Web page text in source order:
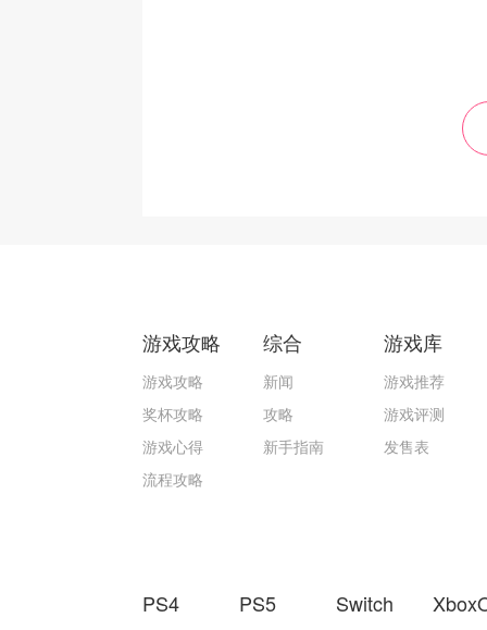
游戏攻略
游戏攻略
奖杯攻略
游戏心得
流程攻略
综合
新闻
攻略
新手指南
游戏库
游戏推荐
游戏评测
发售表
PS4 PS5 Switch